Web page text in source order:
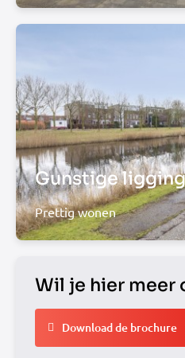
Gunstige ligging
Prettig wonen
Wil je hier meer
Download de brochure